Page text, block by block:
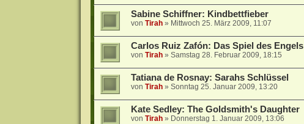
Sabine Schiffner: Kindbettfieber
von Tirah» Mittwoch 25. März 2009, 11:07
Carlos Ruiz Zafón: Das Spiel des Engels
von Tirah» Samstag 28. Februar 2009, 18:15
Tatiana de Rosnay: Sarahs Schlüssel
von Tirah» Sonntag 25. Januar 2009, 13:20
Kate Sedley: The Goldsmith's Daughter
von Tirah» Donnerstag 1. Januar 2009, 13:06